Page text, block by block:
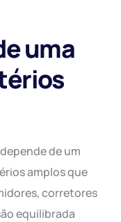
uma
de um
amplos que
corretores
equilibrada